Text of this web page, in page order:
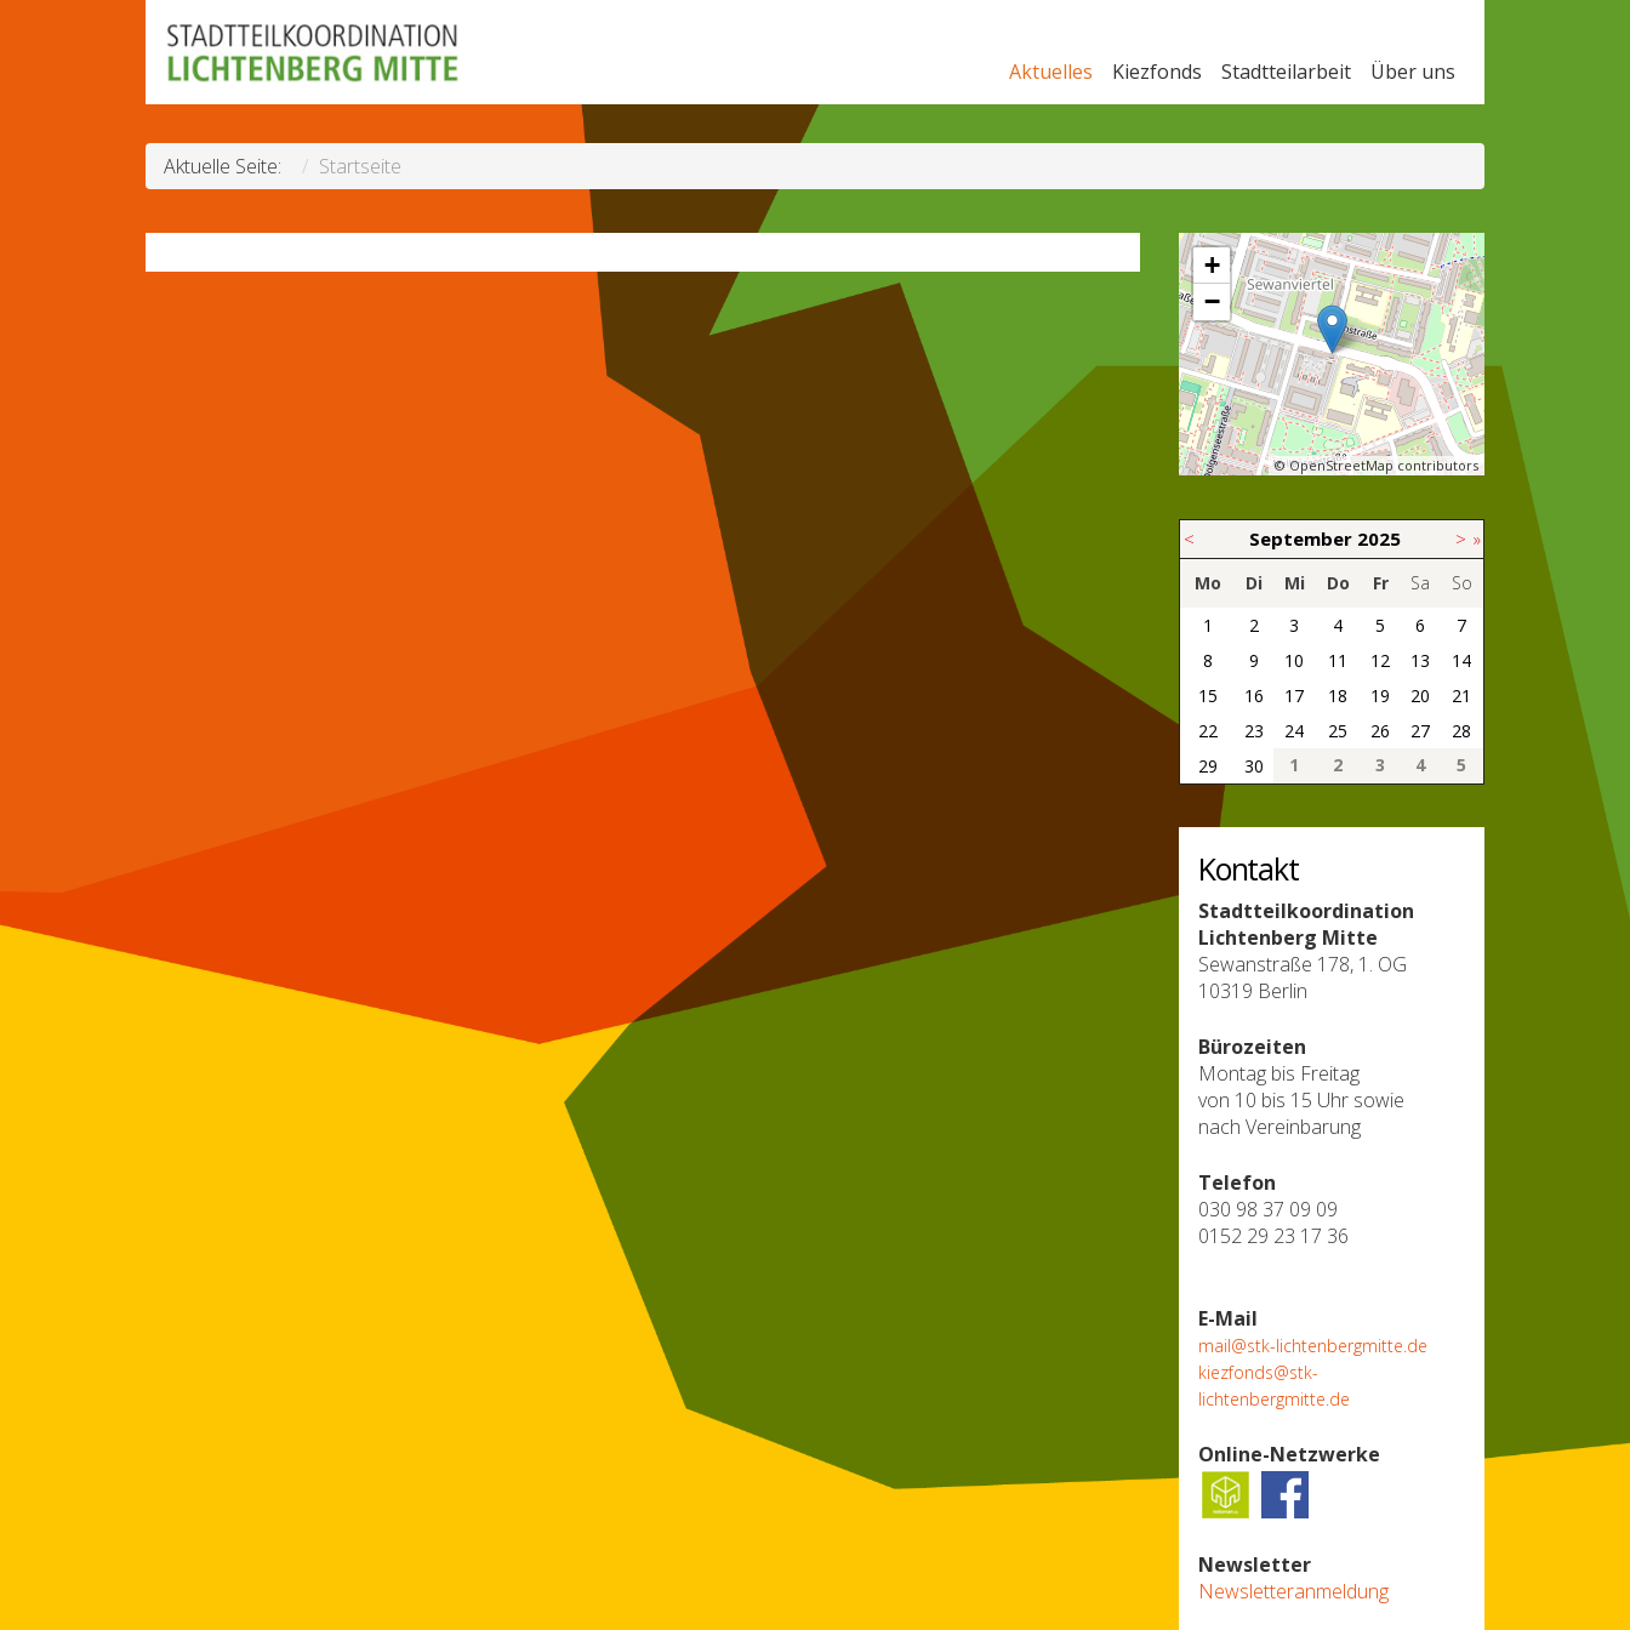
Aktuelles Kiezfonds Stadtteilarbeit Über uns
Aktuelle Seite: Startseite
+
−
© OpenStreetMap contributors
< September 2025 > »
Mo Di Mi Do Fr Sa
So
1
2 3 4 5 6
7
8
9 10 11 12 13
14
15
16 17 18 19 20
21
22
23 24 25 26 27
28
29
30 1 2 3 4 5
Kontakt
Stadtteilkoordination
Lichtenberg Mitte
Sewanstraße 178, 1. OG
10319 Berlin
Bürozeiten
Montag bis Freitag
von 10 bis 15 Uhr sowie
nach Vereinbarung
Telefon
030 98 37 09 09
0152 29 23 17 36
E-Mail
mail@stk-lichtenbergmitte.de
kiezfonds@stk-
lichtenbergmitte.de
Online-Netzwerke
Newsletter
Newsletteranmeldung